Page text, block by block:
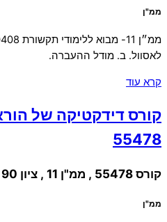
ממ"ן
לאסוול. ב. מודל ההעברה.
קרא עוד
קורס דידקטיקה של
55478
קורס 55478 , ממ"ן 11 , ציון 90
ממ"ן